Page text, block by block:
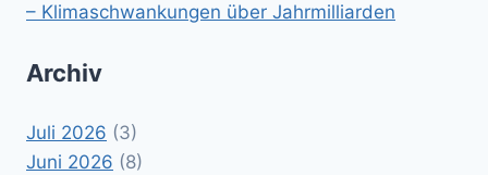
– Klimaschwankungen über Jahrmilliarden
Archiv
Juli 2026 (3)
Juni 2026 (8)